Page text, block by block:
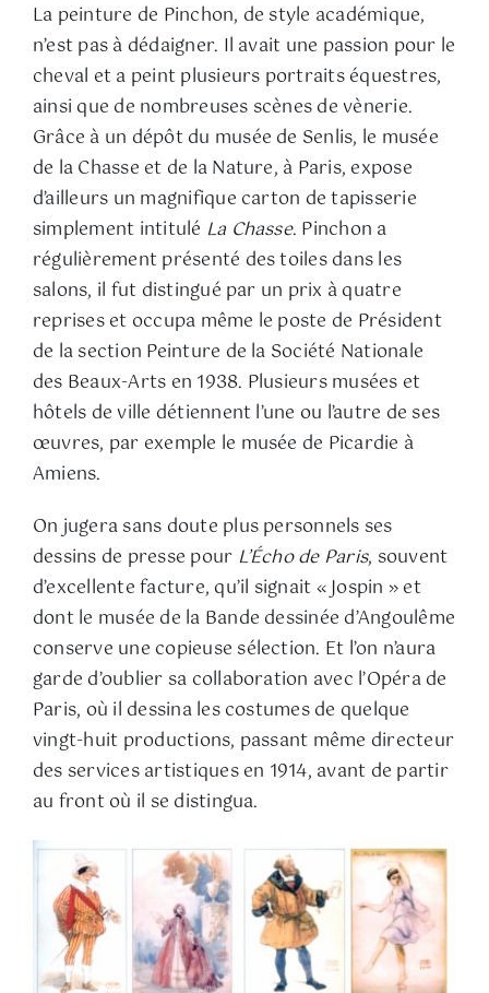
La peinture de Pinchon, de style académique,
n’est pas à dédaigner. Il avait une passion pour le
cheval et a peint plusieurs portraits équestres,
ainsi que de nombreuses scènes de vènerie.
Grâce à un dépôt du musée de Senlis, le musée
de la Chasse et de la Nature, à Paris, expose
d’ailleurs un magnifique carton de tapisserie
simplement intitulé La Chasse. Pinchon a
régulièrement présenté des toiles dans les
salons, il fut distingué par un prix à quatre
reprises et occupa même le poste de Président
de la section Peinture de la Société Nationale
des Beaux-Arts en 1938. Plusieurs musées et
hôtels de ville détiennent l’une ou l’autre de ses
œuvres, par exemple le musée de Picardie à
Amiens.
On jugera sans doute plus personnels ses
dessins de presse pour L’Écho de Paris, souvent
d’excellente facture, qu’il signait « Jospin » et
dont le musée de la Bande dessinée d’Angoulême
conserve une copieuse sélection. Et l’on n’aura
garde d’oublier sa collaboration avec l’Opéra de
Paris, où il dessina les costumes de quelque
vingt-huit productions, passant même directeur
des services artistiques en 1914, avant de partir
au front où il se distingua.